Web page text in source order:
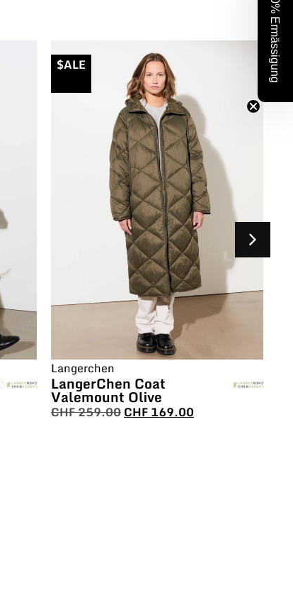
$ALE
Langerchen
LangerChen Coat
Valemount Olive
CHF259.00CHF169.00
10% Ermässigung